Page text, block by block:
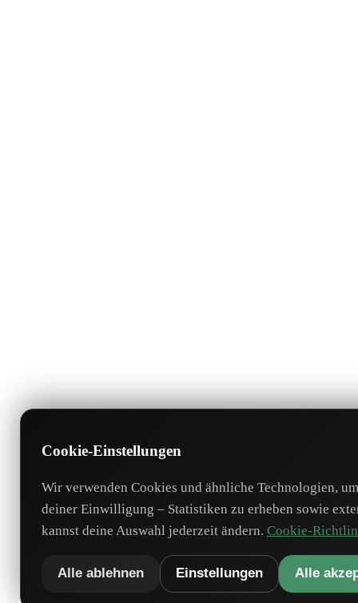
Cookie-Einstellungen
Wir verwenden Cookies und ähnliche Technologien,
deiner Einwilligung – Statistiken zu erheben sowie
kannst deine Auswahl jederzeit ändern. Cookie-
Alle ablehnen Einstellungen Alle